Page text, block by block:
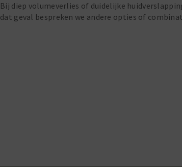
Bij diep volumeverlies of duidelijke
dat geval bespreken we andere opties of